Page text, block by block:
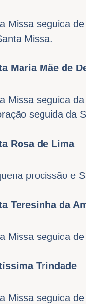
Missa seguida
Missa.
Maria Mãe de
Missa seguida
seguida da
Rosa de Lima
procissão e
Teresinha da
Missa seguida
Trindade
Missa seguida